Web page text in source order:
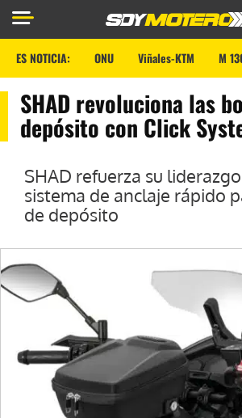
ES NOTICIA: ONU Viñales-KTM M
SHAD revoluciona las
depósito con Click
SHAD refuerza su
sistema de anclaje rápido
de depósito